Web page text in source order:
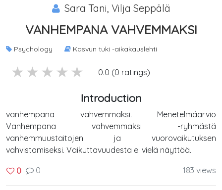
Sara Tani, Vilja Seppälä
VANHEMPANA VAHVEMMAKSI
Psychology Kasvun tuki -aikakauslehti
1 stars
2 stars
3 stars
4 stars
5 stars 0.0 (0 ratings)
Introduction
vanhempana vahvemmaksi. Menetelmäarvio
Vanhempana vahvemmaksi -ryhmästä
vanhemmuustaitojen ja vuorovaikutuksen
vahvistamiseksi. Vaikuttavuudesta ei vielä näyttöä.
0 0 183 views